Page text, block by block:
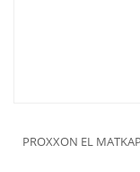
PROXXON EL